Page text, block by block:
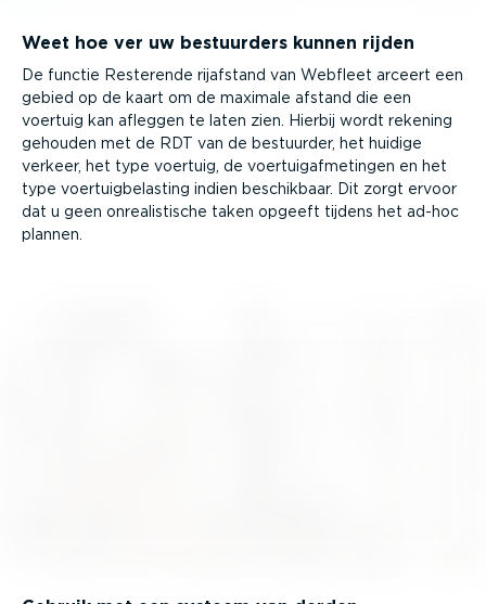
Weet hoe ver uw bestuurders kunnen rijden
De functie Resterende rijafstand van Webfleet arceert een
gebied op de kaart om de maximale afstand die een
voertuig kan afleggen te laten zien. Hierbij wordt rekening
gehouden met de RDT van de bestuurder, het huidige
verkeer, het type voertuig, de voertui­gaf­me­tingen en het
type voertuig­be­lasting indien beschikbaar. Dit zorgt ervoor
dat u geen onrea­lis­tische taken opgeeft tijdens het ad-hoc
plannen.